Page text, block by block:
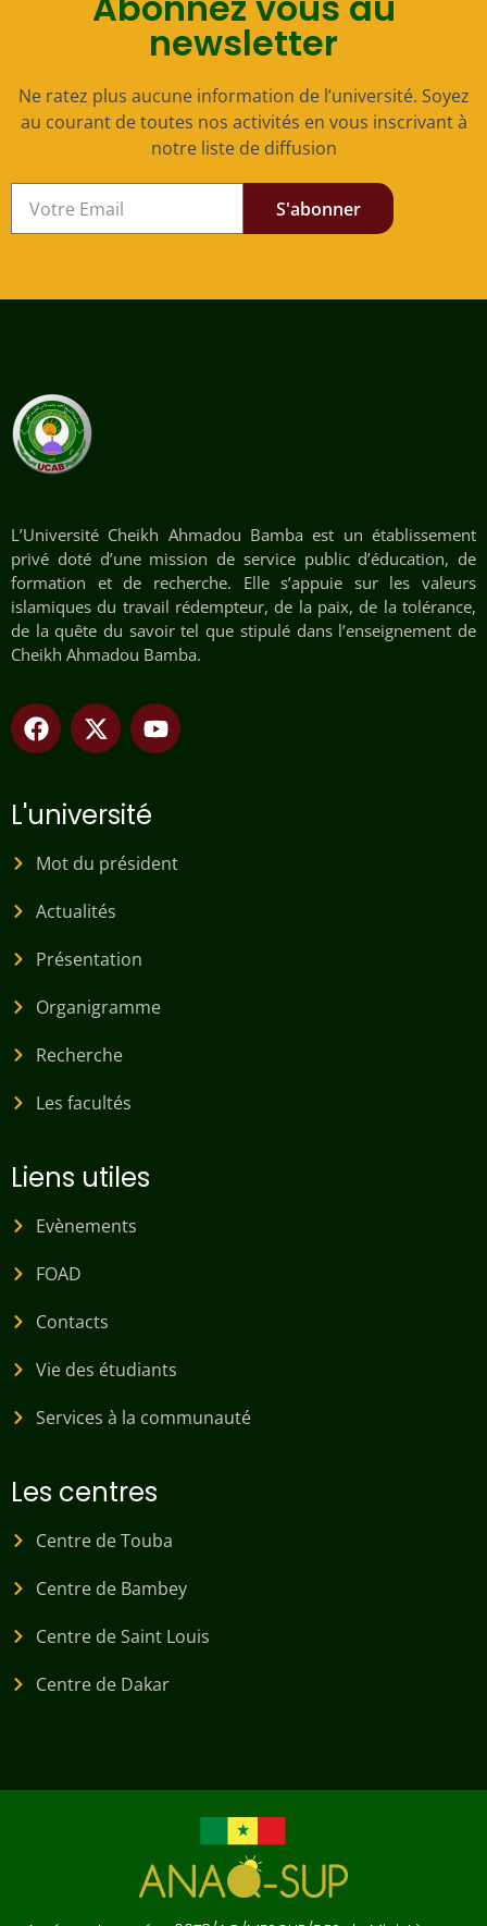
newsletter
Ne ratez plus aucune information de l’université. Soyez
au courant de toutes nos activités en vous inscrivant à
notre liste de diffusion
S'abonner
L’Université Cheikh Ahmadou Bamba est un établissement
privé doté d’une mission de service public d’éducation, de
formation et de recherche. Elle s’appuie sur les valeurs
islamiques du travail rédempteur, de la paix, de la tolérance,
de la quête du savoir tel que stipulé dans l’enseignement de
Cheikh Ahmadou Bamba.
L'université
Mot du président
Actualités
Présentation
Organigramme
Recherche
Les facultés
Liens utiles
Evènements
FOAD
Contacts
Vie des étudiants
Services à la communauté
Les centres
Centre de Touba
Centre de Bambey
Centre de Saint Louis
Centre de Dakar